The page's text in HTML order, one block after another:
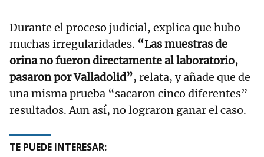
Durante el proceso judicial, explica que hubo
muchas irregularidades. “Las muestras de
orina no fueron directamente al laboratorio,
pasaron por Valladolid”, relata, y añade que de
una misma prueba “sacaron cinco diferentes”
resultados. Aun así, no lograron ganar el caso.
TE PUEDE INTERESAR: